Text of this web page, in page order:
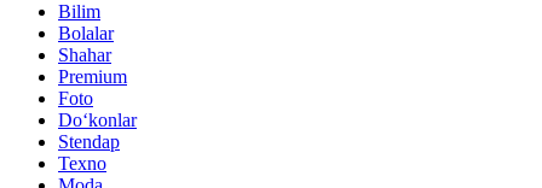
Bilim
Bolalar
Shahar
Premium
Foto
Do‘konlar
Stendap
Texno